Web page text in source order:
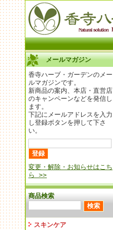
メールマガジン
香寺ハーブ・ガーデンのメー
ルマガジンです。
新商品の案内、本店・直営店
のキャンペーンなどを発信し
ます。
下記にメールアドレスを入力
し登録ボタンを押して下さ
い。
変更・解除・お知らせはこち
ら >>
商品検索
スキンケア